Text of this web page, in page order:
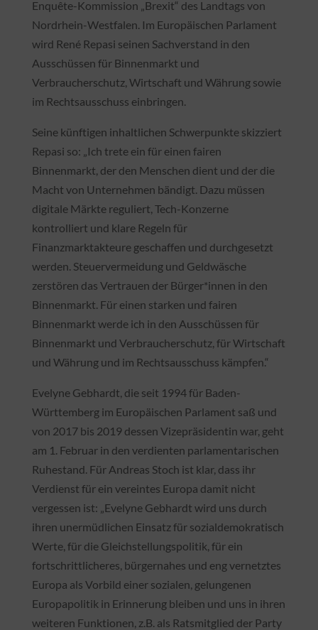
Enquête-Kommission „Brexit“ des Landtags von
Nordrhein-Westfalen. Im Europäischen Parlament
wird René Repasi seinen Sachverstand in den
Ausschüssen für Binnenmarkt und
Verbraucherschutz, Wirtschaft und Währung sowie
im Rechtsausschuss einbringen.
Seine künftigen inhaltlichen Schwerpunkte skizziert
Repasi so: „Ich trete ein für einen fairen
Binnenmarkt, der den Menschen dient und der die
Macht von Unternehmen bändigt. Dazu müssen
digitale Märkte reguliert, Tech-Konzerne
kontrolliert und klare Regeln für
Finanzmarktakteure geschaffen und durchgesetzt
werden. Steuervermeidung und Geldwäsche
zerstören das Vertrauen der Bürger*innen in den
Binnenmarkt. Für einen starken und fairen
Binnenmarkt werde ich in den Ausschüssen für
Binnenmarkt und Verbraucherschutz, für Wirtschaft
und Währung und im Rechtsausschuss kämpfen.“
Evelyne Gebhardt, die seit 1994 für Baden-
Württemberg im Europäischen Parlament saß und
von 2017 bis 2019 dessen Vizepräsidentin war, geht
am 1. Februar in den verdienten parlamentarischen
Ruhestand. Für Andreas Stoch ist klar, dass ihr
Verdienst für ein vereintes Europa damit nicht
vergessen ist: „Evelyne Gebhardt wird uns durch
ihren unermüdlichen Einsatz für sozialdemokratisch
Werte, für die Gleichstellungspolitik, für ein
fortschrittlicheres, bürgernahes und eng vernetztes
Europa als Vorbild einer sozialen, gelungenen
Europapolitik in Erinnerung bleiben und uns in ihren
weiteren Funktionen, z.B. als Ratsmitglied der Party